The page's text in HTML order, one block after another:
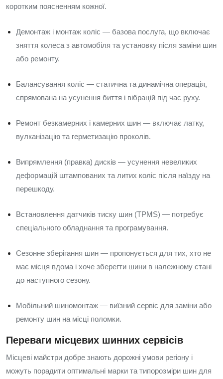
коротким поясненням кожної.
Демонтаж і монтаж коліс — базова послуга, що включає
зняття колеса з автомобіля та установку після заміни шин
або ремонту.
Балансування коліс — статична та динамічна операція,
спрямована на усунення биття і вібрацій під час руху.
Ремонт безкамерних і камерних шин — включає латку,
вулканізацію та герметизацію проколів.
Випрямлення (правка) дисків — усунення невеликих
деформацій штампованих та литих коліс після наїзду на
перешкоду.
Встановлення датчиків тиску шин (TPMS) — потребує
спеціального обладнання та програмування.
Сезонне зберігання шин — пропонується для тих, хто не
має місця вдома і хоче зберегти шини в належному стані
до наступного сезону.
Мобільний шиномонтаж — виїзний сервіс для заміни або
ремонту шин на місці поломки.
Переваги місцевих шинних сервісів
Місцеві майстри добре знають дорожні умови регіону і
можуть порадити оптимальні марки та типорозміри шин для